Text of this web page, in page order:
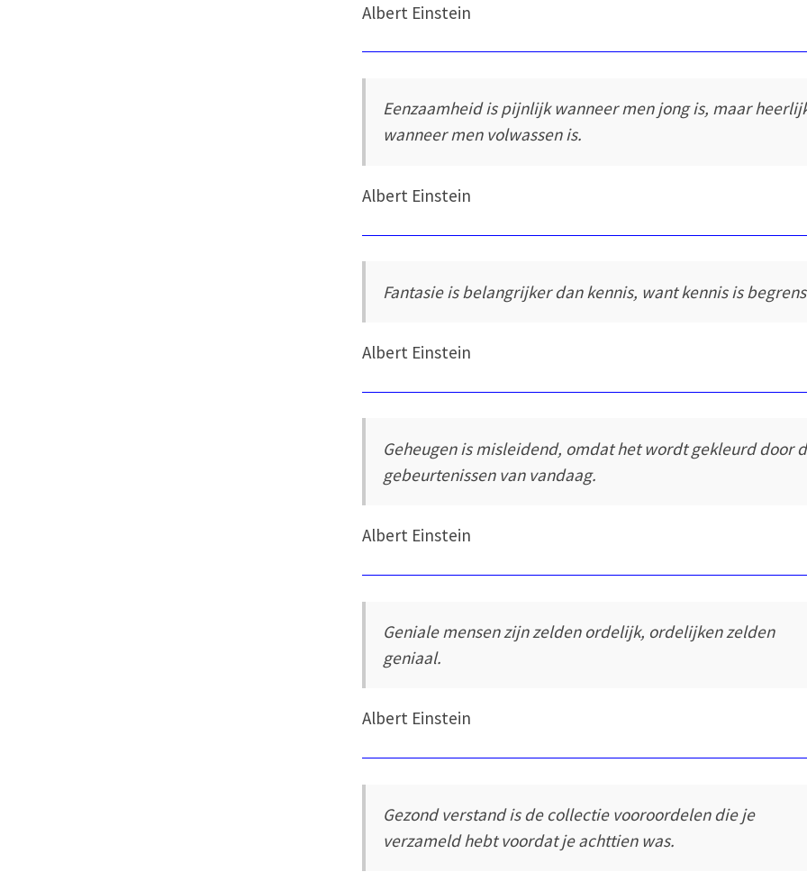
Albert Einstein
Eenzaamheid is pijnlijk wanneer men jong is, maar
wanneer men volwassen is.
Albert Einstein
Fantasie is belangrijker dan kennis, want kennis is
Albert Einstein
Geheugen is misleidend, omdat het wordt gekleurd door
gebeurtenissen van vandaag.
Albert Einstein
Geniale mensen zijn zelden ordelijk, ordelijken zelden
geniaal.
Albert Einstein
Gezond verstand is de collectie vooroordelen die je
verzameld hebt voordat je achttien was.